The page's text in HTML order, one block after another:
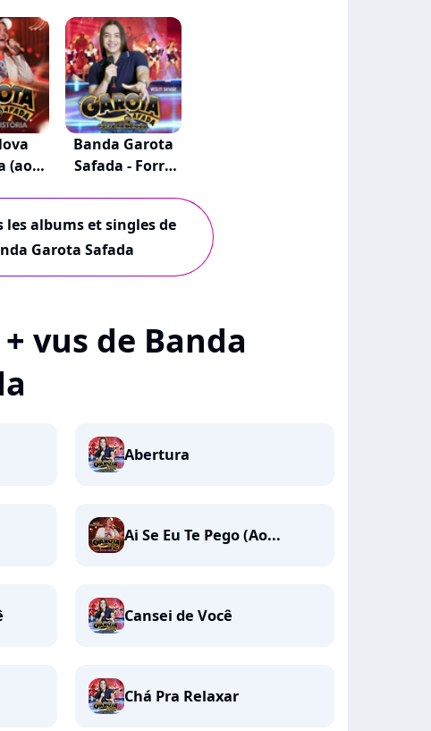
(ao
Banda Garota
Safada - Forró
les albums et singles de
Garota Safada
vus de Banda
Abertura
Ai Se Eu Te Pego (Ao...
Cansei de Você
Chá Pra Relaxar